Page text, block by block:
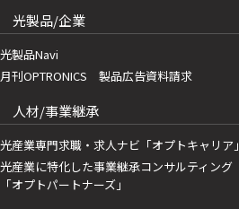
光製品/企業
光製品Navi
月刊OPTRONICS 製品広告資料請求
人材/事業継承
光産業専門求職・求人ナビ「オプトキャリア」
光産業に特化した事業継承コンサルティング
「オプトパートナーズ」